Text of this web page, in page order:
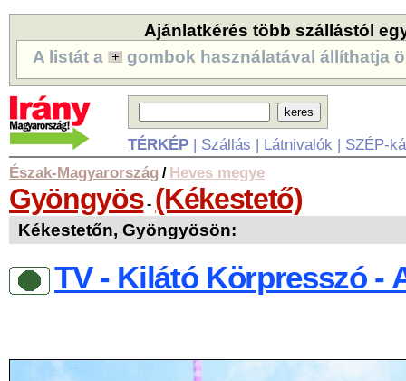
Ajánlatkérés több szállástól
A listát a
gombok használatával állíthatja
TÉRKÉP| Szállás | Látnivalók | SZÉP-
Észak-Magyarország / Heves megye
Gyöngyös - (Kékestető)
Kékestetőn, Gyöngyösön:
TV - Kilátó Körpresszó -